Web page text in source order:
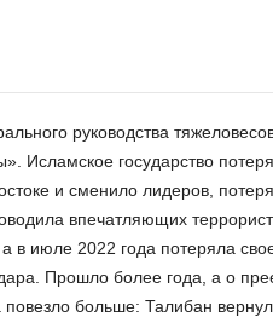
руководства
Исламское государство
и сменило лидеров,
впечатляющих
в июле 2022 года потеряла
Прошло более года, а о
больше: Талибан